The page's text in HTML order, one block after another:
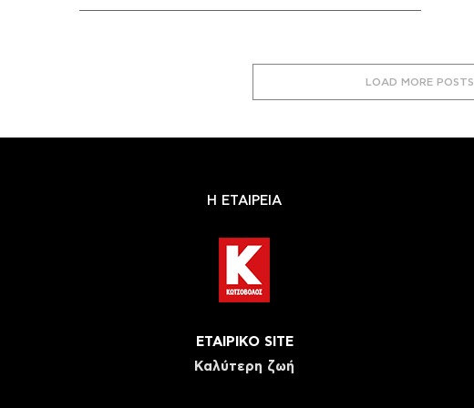
LOAD MORE POSTS
Η ΕΤΑΙΡΕΙΑ
ΕΤΑΙΡΙΚΟ SITE
Καλύτερη ζωή